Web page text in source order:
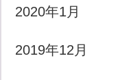
2020年1月
2019年12月